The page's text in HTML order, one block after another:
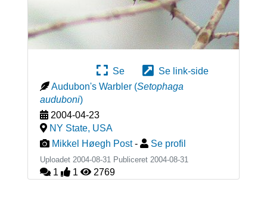
Se
Se link-side
Audubon's Warbler (Setophaga
auduboni)
2004-04-23
NY State, USA
Mikkel Høegh Post - Se profil
Uploadet 2004-08-31 Publiceret 2004-08-31
1 1 2769